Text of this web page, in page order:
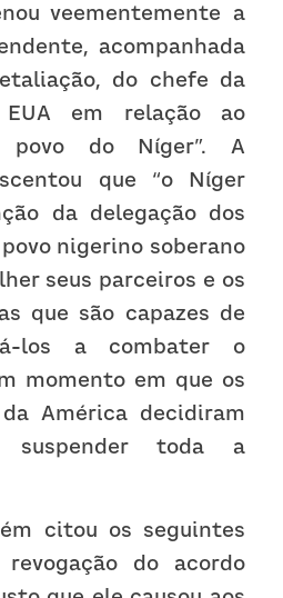
veementemente a
acompanhada
do chefe da
EUA em relação ao
do Níger”. A
que “o Níger
da delegação dos
nigerino soberano
seus parceiros e os
que são capazes de
los a combater o
momento em que os
América decidiram
suspender toda a
citou os seguintes
do acordo